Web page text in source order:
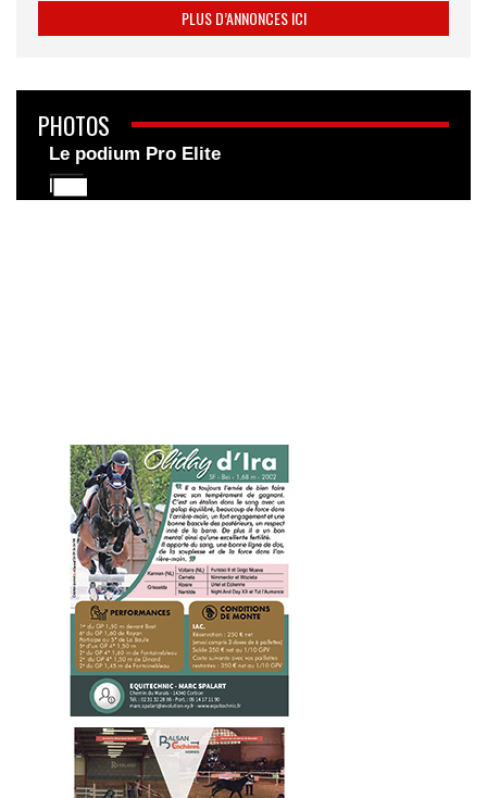
PLUS D’ANNONCES ICI
PHOTOS
Le podium Pro Elite